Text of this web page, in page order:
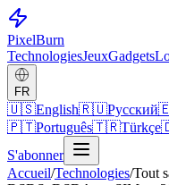
PixelBurn
TechnologiesJeuxGadgets
FR
🇺🇸English🇷🇺Русский
🇵🇹Português🇹🇷Türkçe
S'abonner
Accueil/Technologies/Tout